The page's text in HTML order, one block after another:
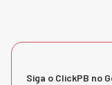
Siga o ClickPB no